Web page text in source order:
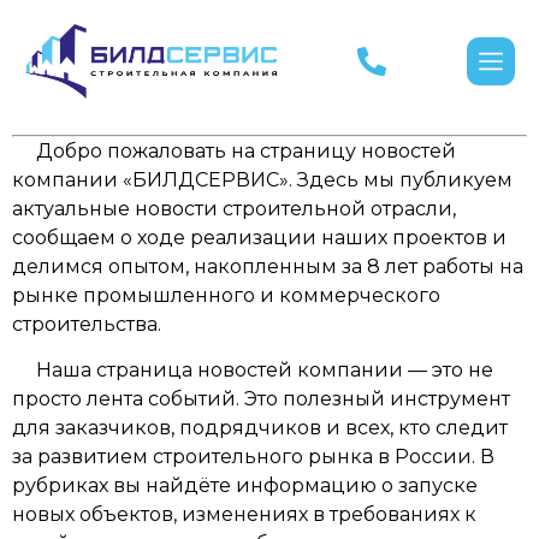
Добро пожаловать на страницу новостей
компании «БИЛДСЕРВИС». Здесь мы публикуем
актуальные новости строительной отрасли,
сообщаем о ходе реализации наших проектов и
делимся опытом, накопленным за 8 лет работы на
рынке промышленного и коммерческого
строительства.
Наша страница новостей компании — это не
просто лента событий. Это полезный инструмент
для заказчиков, подрядчиков и всех, кто следит
за развитием строительного рынка в России. В
рубриках вы найдёте информацию о запуске
новых объектов, изменениях в требованиях к